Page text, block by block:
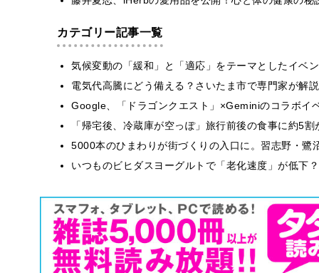
カテゴリー記事一覧
気候変動の「緩和」と「適応」をテーマとしたイベ
電気代高騰にどう備える？さいたま市で専門家が解
Google、「ドラゴンクエスト」×Geminiのコラボイ
「帰宅後、冷蔵庫が空っぽ」旅行前後の食事に約5
5000本のひまわりが街づくりの入口に。習志野・
いつものビヒダスヨーグルトで「老化速度」が低